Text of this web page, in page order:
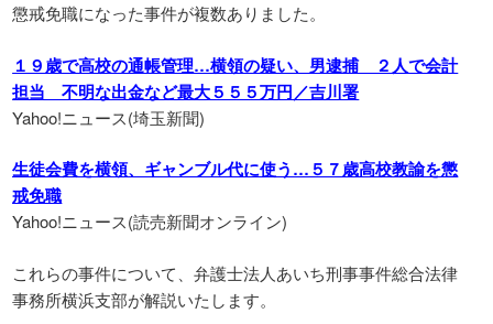
懲戒免職になった事件が複数ありました。
１９歳で高校の通帳管理…横領の疑い、男逮捕 ２人で会計
担当 不明な出金など最大５５５万円／吉川署
Yahoo!ニュース(埼玉新聞)
生徒会費を横領、ギャンブル代に使う…５７歳高校教諭を懲
戒免職
Yahoo!ニュース(読売新聞オンライン)
これらの事件について、弁護士法人あいち刑事事件総合法律
事務所横浜支部が解説いたします。